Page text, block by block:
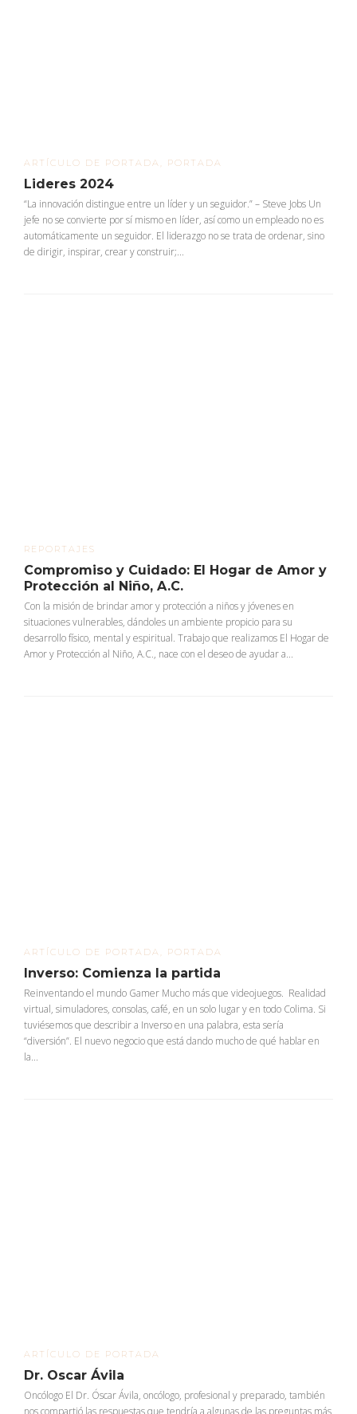
ARTÍCULO DE PORTADA PORTADA
Lideres 2024
“La innovación distingue entre un líder y un seguidor.” – Steve Jobs Un
jefe no se convierte por sí mismo en líder, así como un empleado no es
automáticamente un seguidor. El liderazgo no se trata de ordenar, sino
de dirigir, inspirar, crear y construir;...
REPORTAJES
Compromiso y Cuidado: El Hogar de Amor y
Protección al Niño, A.C.
Con la misión de brindar amor y protección a niños y jóvenes en
situaciones vulnerables, dándoles un ambiente propicio para su
desarrollo físico, mental y espiritual. Trabajo que realizamos El Hogar de
Amor y Protección al Niño, A.C., nace con el deseo de ayudar a...
ARTÍCULO DE PORTADA PORTADA
Inverso: Comienza la partida
Reinventando el mundo Gamer Mucho más que videojuegos. Realidad
virtual, simuladores, consolas, café, en un solo lugar y en todo Colima. Si
tuviésemos que describir a Inverso en una palabra, esta sería
“diversión”. El nuevo negocio que está dando mucho de qué hablar en
la...
ARTÍCULO DE PORTADA
Dr. Oscar Ávila
Oncólogo El Dr. Óscar Ávila, oncólogo, profesional y preparado, también
nos compartió las respuestas que tendría a algunas de las preguntas más